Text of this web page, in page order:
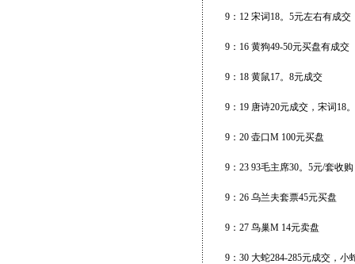
9：12 宋词18。5元左右有成
9：16 黄狗49-50元买盘有成交
9：18 黄鼠17。8元成交
9：19 唐诗20元成交，宋词18
9：20 壶口M 100元买盘
9：23 93毛主席30。5元/套收
9：26 乌兰夫套票45元买盘
9：27 鸟巢M 14元卖盘
9：30 大蛇284-285元成交，小